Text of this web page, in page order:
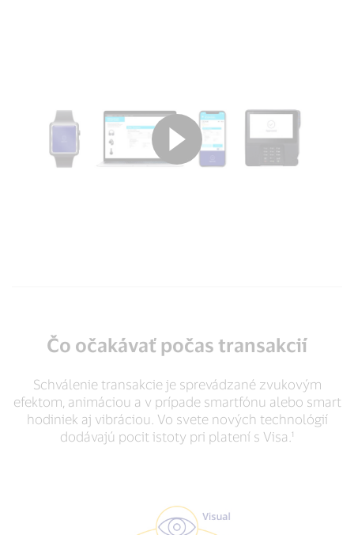
Čo očakávať počas transakcií
Schválenie transakcie je sprevádzané zvukovým
efektom, animáciou a v prípade smartfónu alebo smart
hodiniek aj vibráciou. Vo svete nových technológií
dodávajú pocit istoty pri platení s Visa.¹